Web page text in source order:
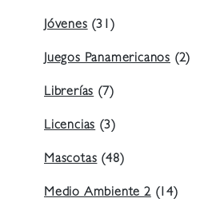
Jóvenes(31)
Juegos Panamericanos (2)
Librerías(7)
Licencias(3)
Mascotas(48)
Medio Ambiente 2(14)